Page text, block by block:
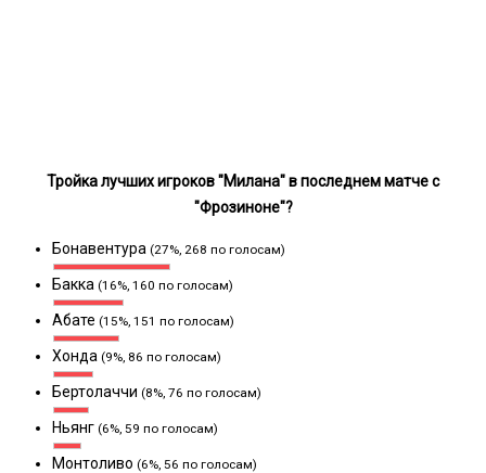
Тройка лучших игроков "Милана" в последнем матче с
"Фрозиноне"?
Бонавентура (27%, 268 по голосам)
Бакка (16%, 160 по голосам)
Абате (15%, 151 по голосам)
Хонда (9%, 86 по голосам)
Бертолаччи (8%, 76 по голосам)
Ньянг (6%, 59 по голосам)
Монтоливо (6%, 56 по голосам)